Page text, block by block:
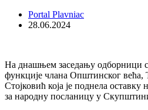
Portal Plavniac
28.06.2024
На днашњем заседању одборници
функције члана Општинског већа,
Стојковић која је поднела оставку
за народну посланицу у